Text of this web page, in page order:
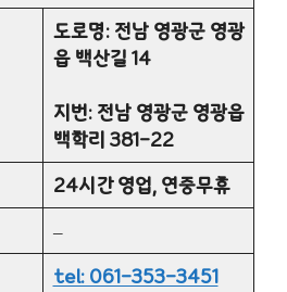
도로명: 전남 영광군 영광
읍 백산길 14
지번: 전남 영광군 영광읍
백학리 381-22
24시간 영업, 연중무휴
–
tel: 061-353-3451